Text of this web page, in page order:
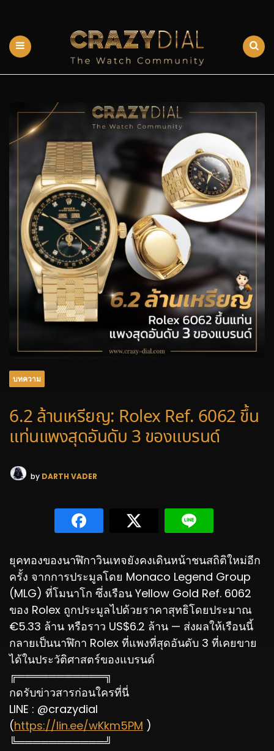
บทความ
6.2 ล้านเหรียญ: Rolex Ref. 6062 ขึ้น
แท่นแพงสุดอันดับ 3 ของแบรนด์
by DARTH VADER
ยุคทองของนาฬิกาวินเทจยังคงเดินหน้าชนสถิติใหม่อีก
ครั้ง จากการประมูลโดย Monaco Legend Group
(MLG) ที่โมนาโก ซึ่งเรือน Yellow Gold Ref. 6062
ของ Rolex ถูกประมูลไปด้วยราคาสุทธิโดยประมาณ
€5.33 ล้าน หรือราว US$6.2 ล้าน — ส่งผลให้เรือนนี้
กลายเป็นนาฬิกา Rolex ที่แพงที่สุดอันดับ 3 ที่เคยขาย
ได้ในประวัติศาสตร์ของแบรนด์
╔═══════════╗
กดรับข่าวสารก่อนใครที่นี่
LINE : @crazydial
(https://lin.ee/wKkm5PM )
╚═══════════╝